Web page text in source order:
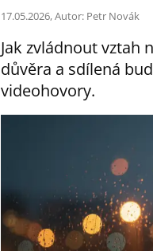
17.05.2026, Autor: Petr Novák
Jak zvládnout vztah
důvěra a sdílená
videohovory.